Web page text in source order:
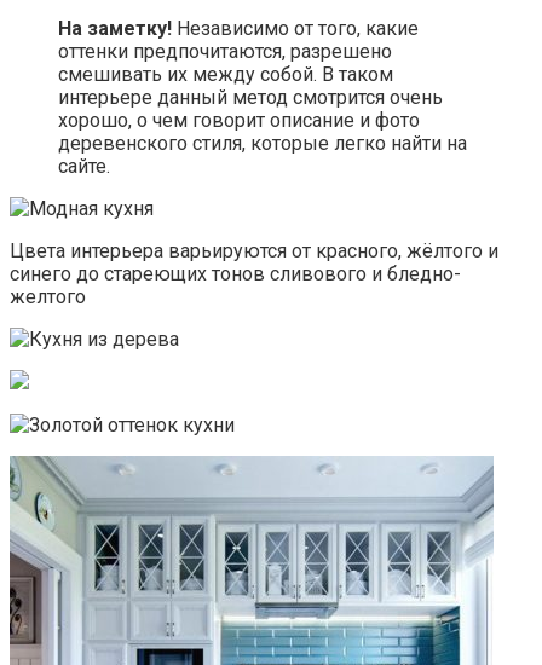
На заметку! Независимо от того, какие
оттенки предпочитаются, разрешено
смешивать их между собой. В таком
интерьере данный метод смотрится очень
хорошо, о чем говорит описание и фото
деревенского стиля, которые легко найти на
сайте.
Цвета интерьера варьируются от красного, жёлтого и
синего до стареющих тонов сливового и бледно-
желтого